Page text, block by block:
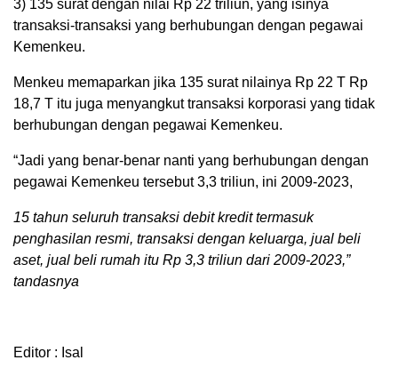
3) 135 surat dengan nilai Rp 22 triliun, yang isinya
transaksi-transaksi yang berhubungan dengan pegawai
Kemenkeu.
Menkeu memaparkan jika 135 surat nilainya Rp 22 T Rp
18,7 T itu juga menyangkut transaksi korporasi yang tidak
berhubungan dengan pegawai Kemenkeu.
“Jadi yang benar-benar nanti yang berhubungan dengan
pegawai Kemenkeu tersebut 3,3 triliun, ini 2009-2023,
15 tahun seluruh transaksi debit kredit termasuk
penghasilan resmi, transaksi dengan keluarga, jual beli
aset, jual beli rumah itu Rp 3,3 triliun dari 2009-2023,”
tandasnya
Editor : Isal